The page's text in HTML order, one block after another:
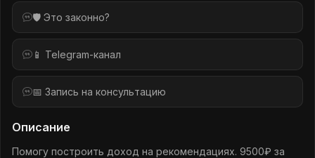
🛡️ Это законно?
📱 Telegram-канал
📅 Запись на консультацию
Описание
Помогу построить доход на рекомендациях. 9500₽ за